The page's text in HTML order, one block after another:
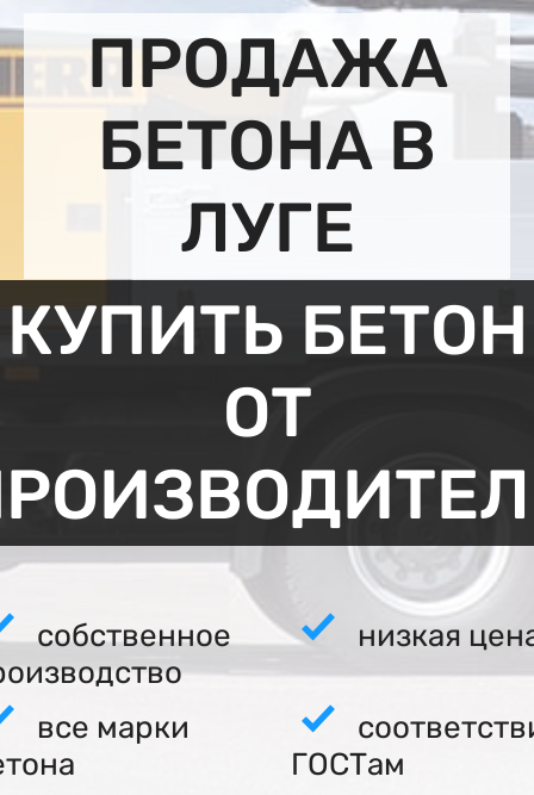
ПРОДАЖА
БЕТОНА В
ЛУГЕ
КУПИТЬ БЕТОН
ОТ
собственное
низкая
все марки
ГОСТам